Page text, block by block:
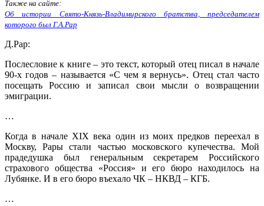
Также на сайте:
Об истории Свято-Князь-Владимирского братства, председателем
которого был Г.А.Рар
Д.Рар:
Послесловие к книге – это текст, который отец писал в начале
90-х годов – называется «С чем я вернусь». Отец стал часто
посещать Россию и записал свои мысли о возвращении
эмиграции.
…
Когда в начале XIX века один из моих предков переехал в
Москву, Рары стали частью московского купечества. Мой
прадедушка был генеральным секретарем Российского
страхового общества «Россия» и его бюро находилось на
Лубянке. И в его бюро въехало ЧК – НКВД – КГБ.
…